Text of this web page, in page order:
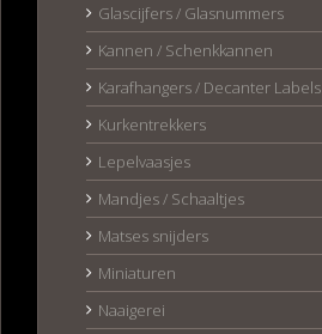
Glascijfers / Glasnummers
Kannen / Schenkkannen
Karafhangers / Decanter Labels
Kurkentrekkers
Lepelvaasjes
Mandjes / Schaaltjes
Matses snijders
Miniaturen
Naaigerei